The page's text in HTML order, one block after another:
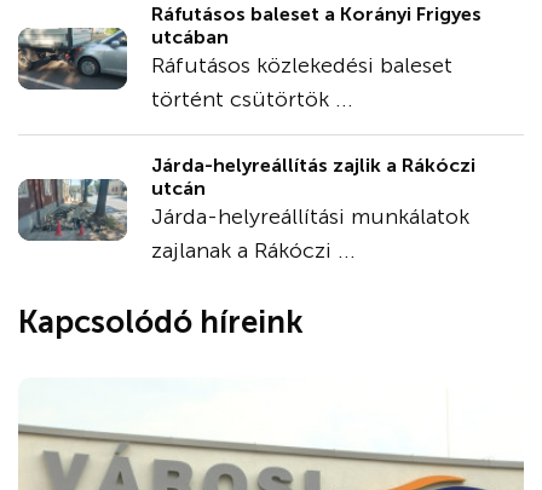
Ráfutásos baleset a Korányi Frigyes
utcában
Ráfutásos közlekedési baleset
történt csütörtök ...
Járda-helyreállítás zajlik a Rákóczi
utcán
Járda-helyreállítási munkálatok
zajlanak a Rákóczi ...
Kapcsolódó híreink